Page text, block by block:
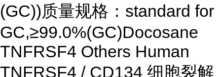
(GC))质量规格：standard for
GC,≥99.0%(GC)Docosane
TNFRSF4 Others Human
TNFRSF4 / CD134 细胞裂解